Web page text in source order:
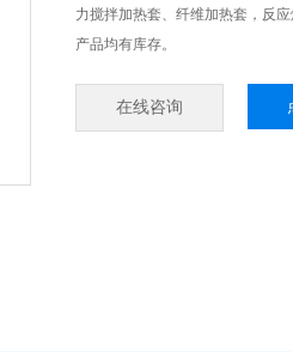
力搅拌加热套、纤维加热套，反
产品均有库存。
在线咨询